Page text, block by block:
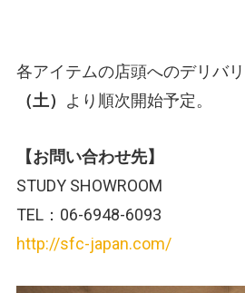
各アイテムの店頭へのデリバリ
（土） より順次開始予定。
【お問い合わせ先】
STUDY SHOWROOM
TEL：06-6948-6093
http://sfc-japan.com/